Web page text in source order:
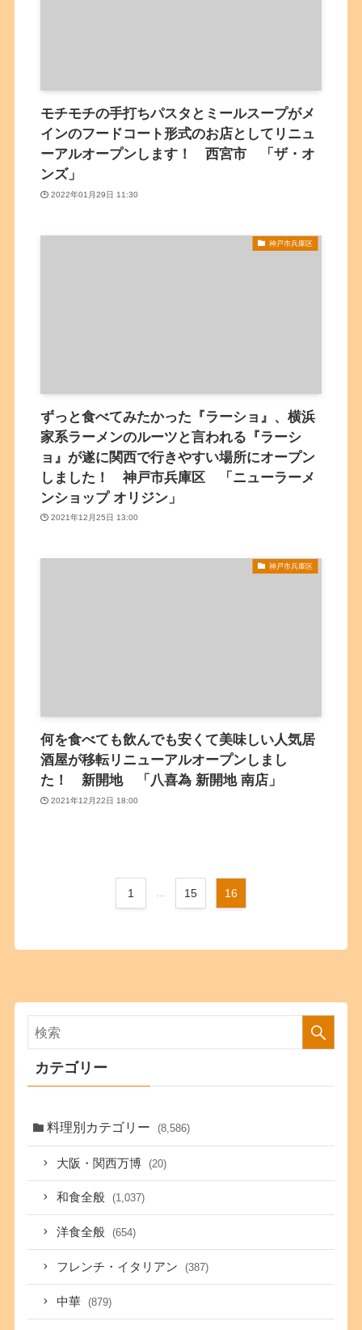
モチモチの手打ちパスタとミールスープがメ
インのフードコート形式のお店としてリニュ
ーアルオープンします！ 西宮市 「ザ・オ
ンズ」
2022年01月29日 11:30
神戸市兵庫区
ずっと食べてみたかった『ラーショ』、横浜
家系ラーメンのルーツと言われる『ラーシ
ョ』が遂に関西で行きやすい場所にオープン
しました！ 神戸市兵庫区 「ニューラーメ
ンショップ オリジン」
2021年12月25日 13:00
神戸市兵庫区
何を食べても飲んでも安くて美味しい人気居
酒屋が移転リニューアルオープンしまし
た！ 新開地 「八喜為 新開地 南店」
2021年12月22日 18:00
1 15 16
カテゴリー
料理別カテゴリー (8,586)
大阪・関西万博 (20)
和食全般 (1,037)
洋食全般 (654)
フレンチ・イタリアン (387)
中華 (879)